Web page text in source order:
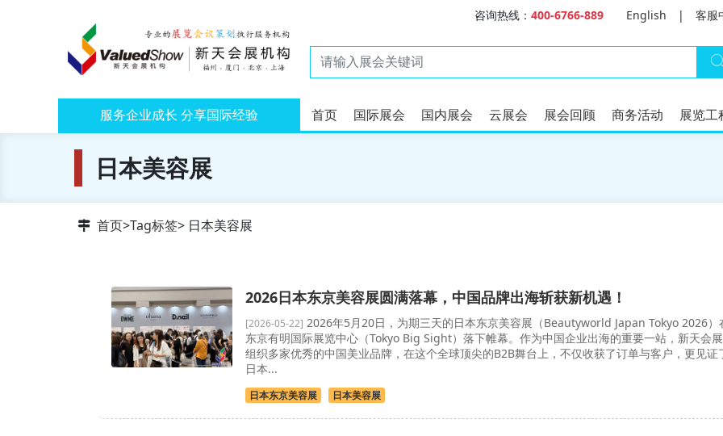
咨询热线： 400-6766-889 English | 客服
服务企业成长 分享国际经验 首页 国际展会 国内展会 云展会 展会回顾 商务活动 展览工
日本美容展
首页>Tag标签> 日本美容展
2026日本东京美容展圆满落幕，中国品牌出海斩获新机遇！
[2026-05-22] 2026年5月20日，为期三天的日本东京美容展（Beautyworld Japan Tokyo 2026）
东京有明国际展览中心（Tokyo Big Sight）落下帷幕。作为中国企业出海的重要一站，新天会展
组织多家优秀的中国美业品牌，在这个全球顶尖的B2B舞台上，不仅收获了订单与客户，更见证
日本...
日本东京美容展 日本美容展